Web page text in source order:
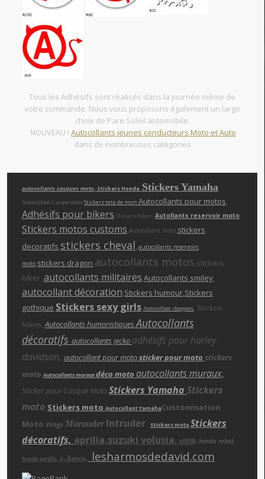
Tous les Adhésifs sont réalisés dans la journée même de
votre commande. Nous vous proposons également un large
choix de Pare Soleil automobile.
NOUVEAU ! Autocollants jeunes conducteurs Moto et Auto
dans de nombreuses catégories
autocollants casques moto , Stickers Honda Stickers Yamaha
Autocollant Casque moto Stickers tete de mortAutocollants pour motos
Adhésifs pour bikers Stickers bikers Autollants reservoir moto
Stickers motos customs Autocollant moto stickers
decoratifs stickers cheval,autocollants reservoirs
moto stickers dragon autocollants motos ,stickers
biker , autocollants militaires Autocollants smiley
autocollant décoration Stickers humour ,Stickers
gothique Stickers sexy girls Autocollant choppers
Stickers
bikers Autocollants humoristiquesAutocollants
décoratifs autocollants jecko adhésifs pour harley
davidson, autocollant pour motosticker pour moto stickers
moto Autocollants murauxdéco moto autocollants muraux,
Sticker pour Casque MotoStickers Yamaha Stickers
moto Stickers moto Autocollant YamahaCustomisation
Moto Virago Marauder Intruder Stickers moto Stickers
décoratifs, aprilia,suzuki volusia, vl800, honda rebel,
honda gorilla, x, kawa, lesharmosdedavid.com